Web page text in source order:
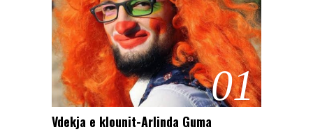
01
Vdekja e klounit-Arlinda Guma